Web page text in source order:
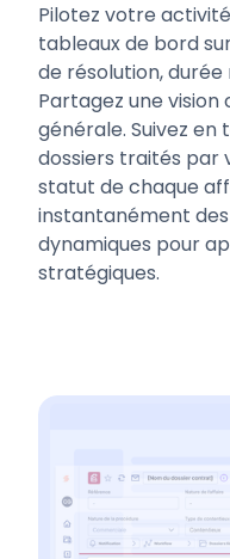
Pilotez votre
tableaux de bord
de résolution, durée
Partagez une
générale. Suivez
dossiers traités
statut de chaque
instantanément
dynamiques pour
stratégiques.